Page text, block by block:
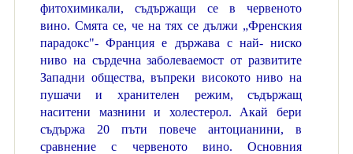
фитохимикали, съдържащи се в червеното
вино. Смята се, че на тях се дължи „Френския
парадокс"- Франция е държава с най- ниско
ниво на сърдечна заболеваемост от развитите
Западни общества, въпреки високото ниво на
пушачи и хранителен режим, съдържащ
наситени мазнини и холестерол. Акай бери
съдържа 20 пъти повече антоцианини, в
сравнение с червеното вино. Основния